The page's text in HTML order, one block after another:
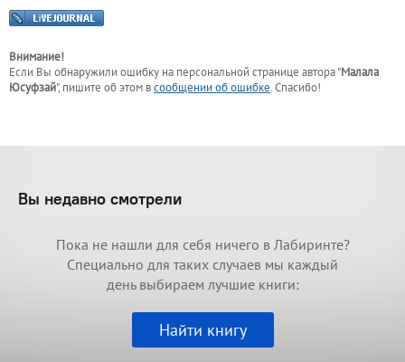
Внимание!
Если Вы обнаружили ошибку на персональной странице автора "Малала
Юсуфзай", пишите об этом всообщении об ошибке. Спасибо!
Вы недавно смотрели
Пока не нашли для себя ничего в Лабиринте?
Специально для таких случаев мы каждый
день выбираем лучшие книги:
Найти книгу